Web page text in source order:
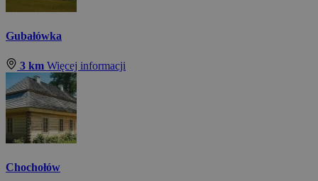
Gubałówka
3 km Więcej informacji
Chochołów